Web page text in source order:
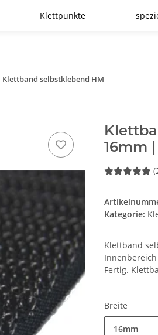
Klettpunkte
Klettband selbstklebend HM
16mm
Kategorie:
Klettband
Fertig.
Breite
16mm